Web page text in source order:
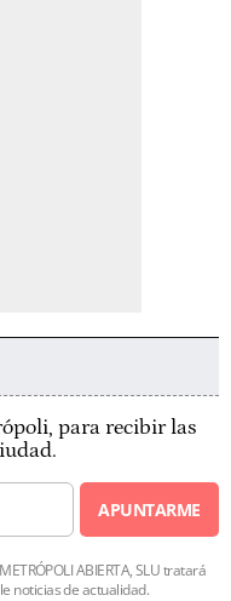
para recibir las
APUNTARME
ABIERTA, SLU tratará
noticias de actualidad.